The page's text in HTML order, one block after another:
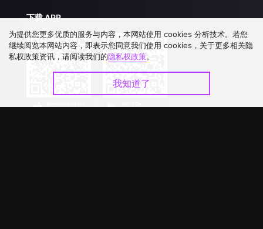
下载 APP
为提供您更多优质的服务与内容，本网站使用 cookies 分析技术。若您
继续阅览本网站内容，即表示您同意我们使用 cookies，关于更多相关隐
私权政策资讯，请阅读我们的隐私权政策。
我知道了